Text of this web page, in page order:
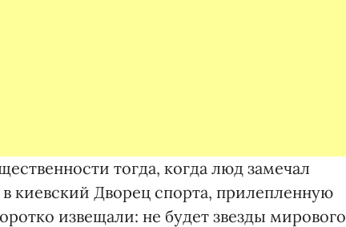
тогда, когда люд замечал
киевский Дворец спорта, прилепленную
извещали: не будет звезды мирового